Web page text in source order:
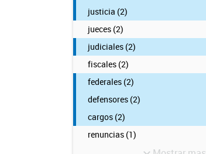
justicia (2)
jueces (2)
judiciales (2)
fiscales (2)
federales (2)
defensores (2)
cargos (2)
renuncias (1)